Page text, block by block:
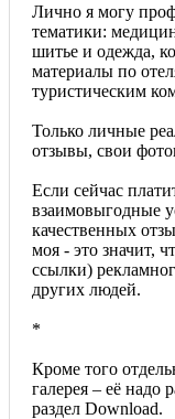
Лично я могу
тематики:
шитье и одежда,
материалы по
туристическим
Только личные
отзывы, свои
Если сейчас
взаимовыгодные
качественных
моя - это значит,
ссылки)
других людей.
*
Кроме того
галерея – её надо
раздел Download.